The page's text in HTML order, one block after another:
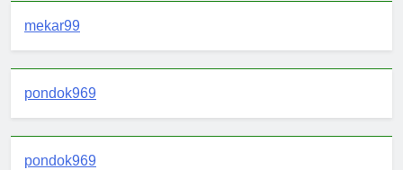
mekar99
pondok969
pondok969